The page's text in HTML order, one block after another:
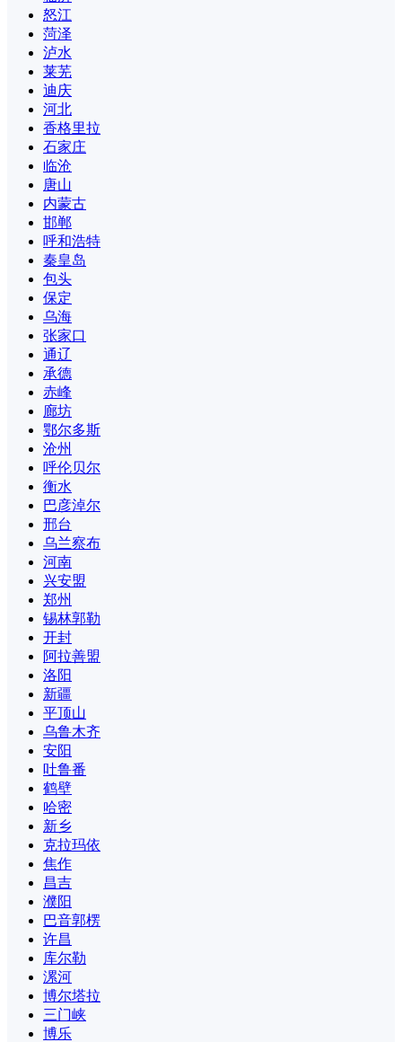
怒江
菏泽
泸水
莱芜
迪庆
河北
香格里拉
石家庄
临沧
唐山
内蒙古
邯郸
呼和浩特
秦皇岛
包头
保定
乌海
张家口
通辽
承德
赤峰
廊坊
鄂尔多斯
沧州
呼伦贝尔
衡水
巴彦淖尔
邢台
乌兰察布
河南
兴安盟
郑州
锡林郭勒
开封
阿拉善盟
洛阳
新疆
平顶山
乌鲁木齐
安阳
吐鲁番
鹤壁
哈密
新乡
克拉玛依
焦作
昌吉
濮阳
巴音郭楞
许昌
库尔勒
漯河
博尔塔拉
三门峡
博乐